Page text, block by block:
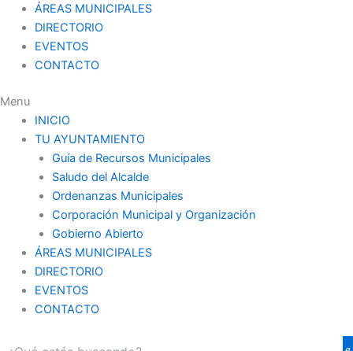
ÁREAS MUNICIPALES
DIRECTORIO
EVENTOS
CONTACTO
Menu
INICIO
TU AYUNTAMIENTO
Guía de Recursos Municipales
Saludo del Alcalde
Ordenanzas Municipales
Corporación Municipal y Organización
Gobierno Abierto
ÁREAS MUNICIPALES
DIRECTORIO
EVENTOS
CONTACTO